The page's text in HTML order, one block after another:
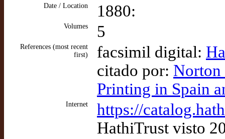
Date / Location 1880:
Volumes 5
References (most recent
first)
facsimil digital:
citado por: Norton
Printing in Spain
Internet
https://
HathiTrust visto